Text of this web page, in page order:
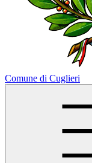
Comune di Cuglieri